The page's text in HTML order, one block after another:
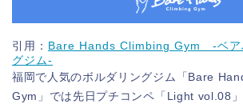
引用： Bare Hands Climbing Gym -ベア
グジム-
福岡で人気のボルダリングジム「Bare
Gym」では先日プチコンペ「Light vol.08